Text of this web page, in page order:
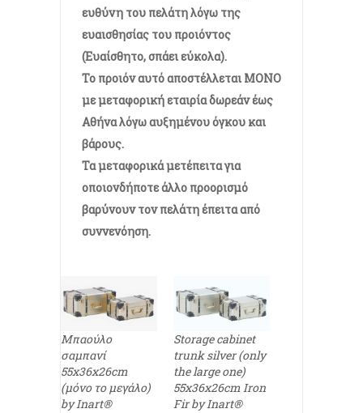
ευθύνη του πελάτη λόγω της
ευαισθησίας του προιόντος
(Ευαίσθητο, σπάει εύκολα).
Το προιόν αυτό αποστέλλεται ΜΟΝΟ
με μεταφορική εταιρία δωρεάν έως
Αθήνα λόγω αυξημένου όγκου και
βάρους.
Τα μεταφορικά μετέπειτα για
οποιονδήποτε άλλο προορισμό
βαρύνουν τον πελάτη έπειτα από
συννενόηση.
Μπαούλο
σαμπανί
55x36x26cm
(μόνο το μεγάλο)
by Inart®
Storage cabinet
trunk silver (only
the large one)
55x36x26cm Iron
Fir by Inart®